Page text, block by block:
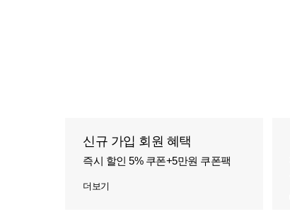
신규 가입 회원 혜택
즉시 할인 5% 쿠폰+5만원 쿠폰팩
더보기